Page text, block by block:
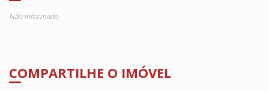
Não Informado
COMPARTILHE O IMÓVEL